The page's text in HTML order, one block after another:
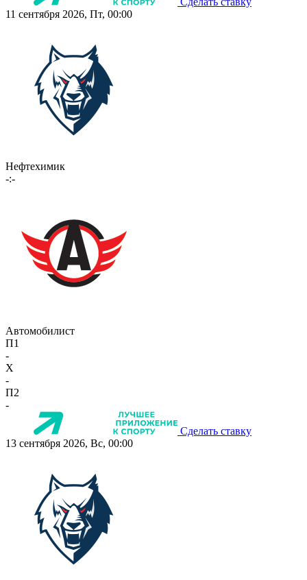
11 сентября 2026, Пт, 00:00
Нефтехимик
-:-
Автомобилист
П1
-
X
-
П2
-
Сделать ставку
13 сентября 2026, Вс, 00:00